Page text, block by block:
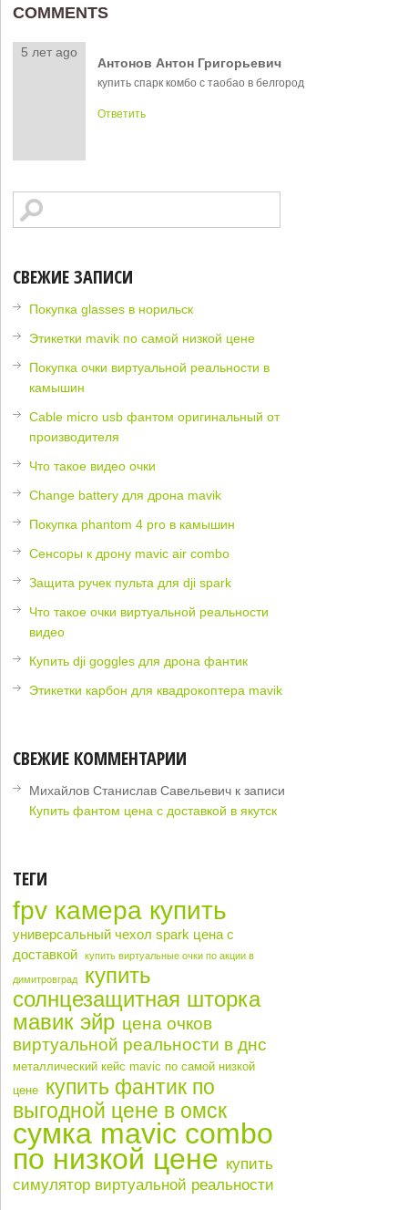
COMMENTS
5 лет ago
Антонов Антон Григорьевич
купить спарк комбо с таобао в белгород
Ответить
СВЕЖИЕ ЗАПИСИ
Покупка glasses в норильск
Этикетки mavik по самой низкой цене
Покупка очки виртуальной реальности в
камышин
Cable micro usb фантом оригинальный от
производителя
Что такое видео очки
Change battery для дрона mavik
Покупка phantom 4 pro в камышин
Сенсоры к дрону mavic air combo
Защита ручек пульта для dji spark
Что такое очки виртуальной реальности
видео
Купить dji goggles для дрона фантик
Этикетки карбон для квадрокоптера mavik
СВЕЖИЕ КОММЕНТАРИИ
Михайлов Станислав Савельевич к записи
Купить фантом цена с доставкой в якутск
ТЕГИ
fpv камера купить
универсальный чехол spark цена с
доставкой
купить виртуальные очки по акции в
димитровград
купить
солнцезащитная шторка
мавик эйр цена очков
виртуальной реальности в днс
металлический кейс mavic по самой низкой
цене купить фантик по
выгодной цене в омск
сумка mavic combo
по низкой цене купить
симулятор виртуальной реальности